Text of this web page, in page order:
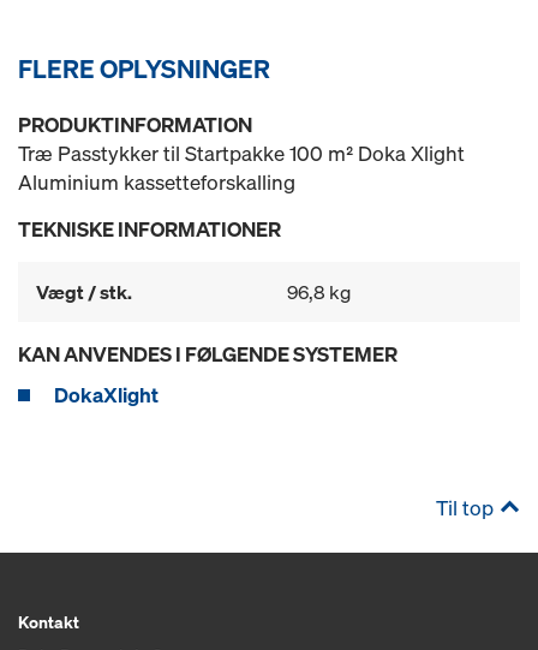
FLERE OPLYSNINGER
PRODUKTINFORMATION
Træ Passtykker til Startpakke 100 m² Doka Xlight
Aluminium kassetteforskalling
TEKNISKE INFORMATIONER
Vægt / stk. 96,8 kg
KAN ANVENDES I FØLGENDE SYSTEMER
DokaXlight
Til top
Kontakt